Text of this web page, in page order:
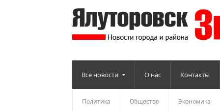
Все новости О нас Контакты
Политика Общество Экономика